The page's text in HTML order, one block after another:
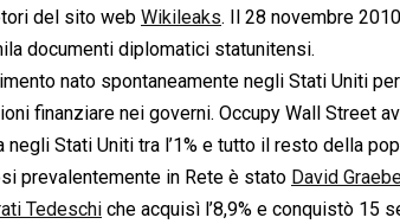
del sito web Wikileaks. Il 28 novembre
documenti diplomatici statunitensi.
nato spontaneamente negli Stati Uniti
finanziare nei governi. Occupy Wall Street
negli Stati Uniti tra l’1% e tutto il resto della
prevalentemente in Rete è stato David
Tedeschi che acquisì l’8,9% e conquistò 15